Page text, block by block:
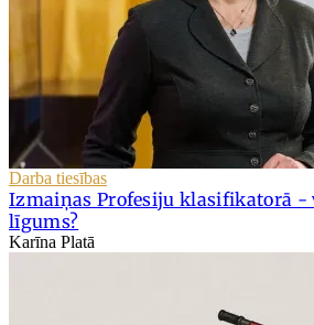
Darba tiesības
Izmaiņas Profesiju klasifikatorā -
līgums?
Karīna Platā